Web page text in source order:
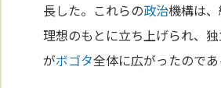
長した。これらの政治機構は
理想のもとに立ち上げられ、
がボゴタ全体に広がったのであ